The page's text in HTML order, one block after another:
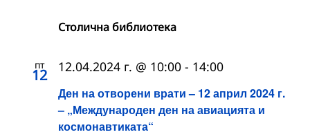
Столична библиотека
пт
12
Ден на отворени врати – 12 април 2024 г.
– „Международен ден на авиацията и
космонавтиката“
12.04.2024 г. @ 10:00 - 14:00